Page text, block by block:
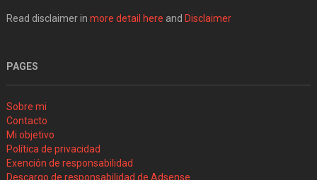
Read disclaimer in more detail here and Disclaimer
PAGES
Sobre mi
Contacto
Mi objetivo
Política de privacidad
Exención de responsabilidad
Descargo de responsabilidad de Adsense